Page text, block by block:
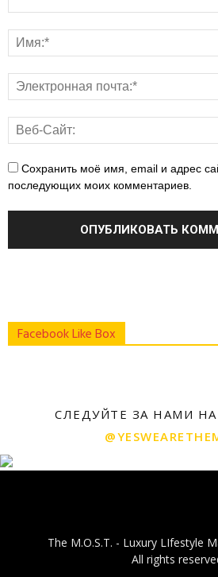
Сохранить моё имя, email и адрес
последующих моих комментариев.
Facebook Like Box
СЛЕДУЙТЕ ЗА НАМИ НА
The M.O.S.T. - Luxury LIfestyle
All rights